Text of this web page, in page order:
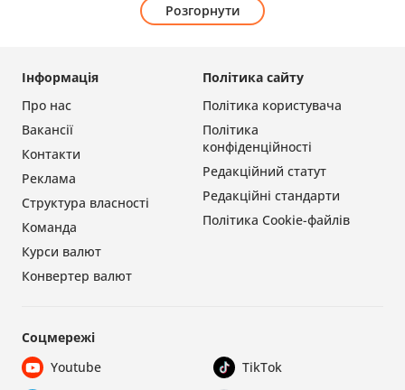
Розгорнути
Політика сайту
Політика користувача
Політика
конфіденційності
Редакційний статут
Редакційні стандарти
Політика Cookie-файлів
Інформація
Про нас
Вакансії
Контакти
Реклама
Структура власності
Команда
Курси валют
Конвертер валют
Соцмережі
Youtube
TikTok